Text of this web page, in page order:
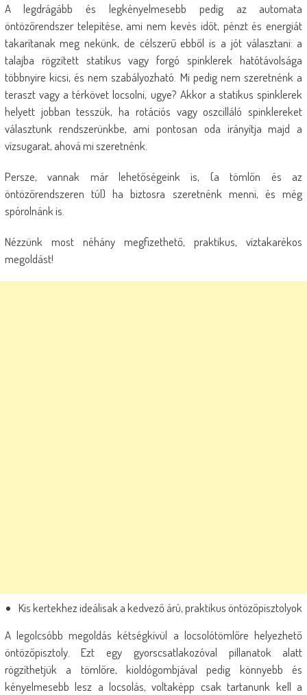
A legdrágább és legkényelmesebb pedig az automata
öntözőrendszer telepítése, ami nem kevés időt, pénzt és energiát
takarítanak meg nekünk, de célszerű ebből is a jót választani: a
talajba rögzített statikus vagy forgó spinklerek hatótávolsága
többnyire kicsi, és nem szabályozható. Mi pedig nem szeretnénk a
teraszt vagy a térkövet locsolni, ugye? Akkor a statikus spinklerek
helyett jobban tesszük, ha rotációs vagy oszcilláló spinklereket
választunk rendszerünkbe, ami pontosan oda irányítja majd a
vízsugarat, ahová mi szeretnénk.
Persze, vannak már lehetőségeink is, (a tömlőn és az
öntözőrendszeren túl) ha biztosra szeretnénk menni, és még
spórolnánk is.
Nézzünk most néhány megfizethető, praktikus, víztakarékos
megoldást!
Kis kertekhez ideálisak a kedvező árú, praktikus öntözőpisztolyok
A legolcsóbb megoldás kétségkívül a locsolótömlőre helyezhető
öntözőpisztoly. Ezt egy gyorscsatlakozóval pillanatok alatt
rögzíthetjük a tömlőre, kioldógombjával pedig könnyebb és
kényelmesebb lesz a locsolás, voltaképp csak tartanunk kell a